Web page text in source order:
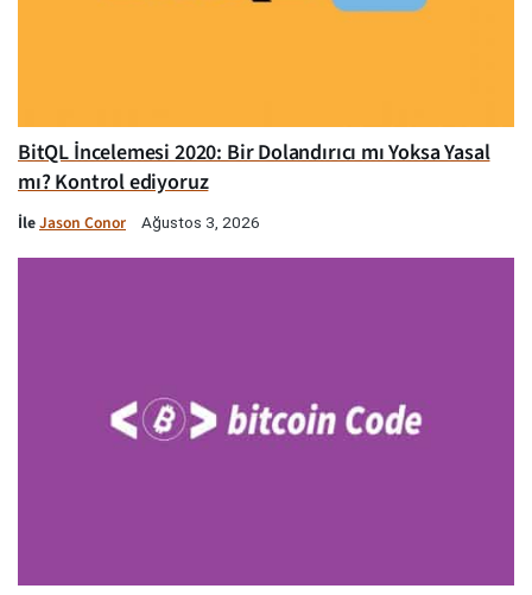
BitQL İncelemesi 2020: Bir Dolandırıcı mı Yoksa Yasal
mı? Kontrol ediyoruz
İleJason Conor Ağustos 3, 2026